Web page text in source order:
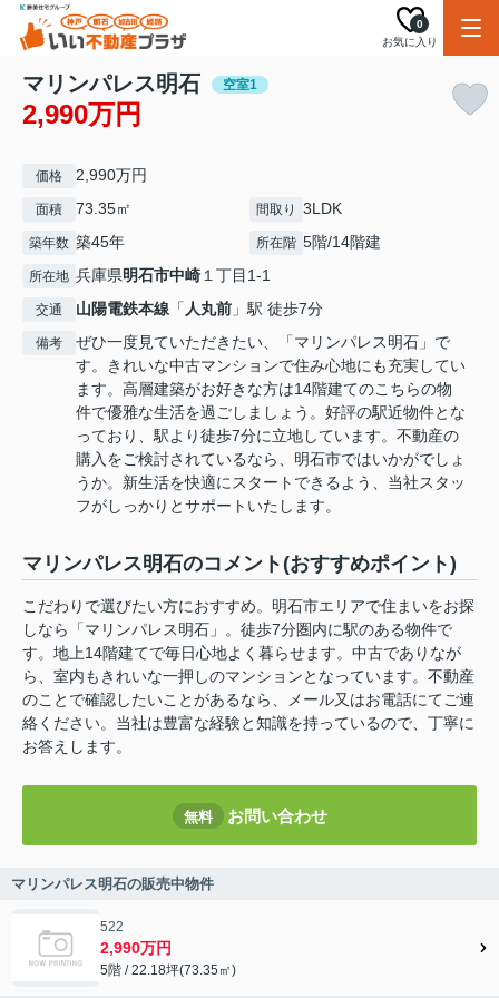
お気に入り
0
マリンパレス明石 空室1
2,990万円
価格 2,990万円
面積 73.35㎡ 間取り 3LDK
築年数 築45年 所在階 5階/14階建
所在地 兵庫県明石市中崎 １丁目1-1
交通 山陽電鉄本線 「 人丸前 」駅 徒歩7分
備考
ぜひ一度見ていただきたい、「マリンパレス明石」で
す。きれいな中古マンションで住み心地にも充実してい
ます。高層建築がお好きな方は14階建てのこちらの物
件で優雅な生活を過ごしましょう。好評の駅近物件とな
っており、駅より徒歩7分に立地しています。不動産の
購入をご検討されているなら、明石市ではいかがでしょ
うか。新生活を快適にスタートできるよう、当社スタッ
フがしっかりとサポートいたします。
マリンパレス明石のコメント(おすすめポイント)
こだわりで選びたい方におすすめ。明石市エリアで住まいをお探
しなら「マリンパレス明石」。徒歩7分圏内に駅のある物件で
す。地上14階建てで毎日心地よく暮らせます。中古でありなが
ら、室内もきれいな一押しのマンションとなっています。不動産
のことで確認したいことがあるなら、メール又はお電話にてご連
絡ください。当社は豊富な経験と知識を持っているので、丁寧に
お答えします。
無料 お問い合わせ
マリンパレス明石の販売中物件
522
2,990万円
5階 / 22.18坪(73.35㎡)